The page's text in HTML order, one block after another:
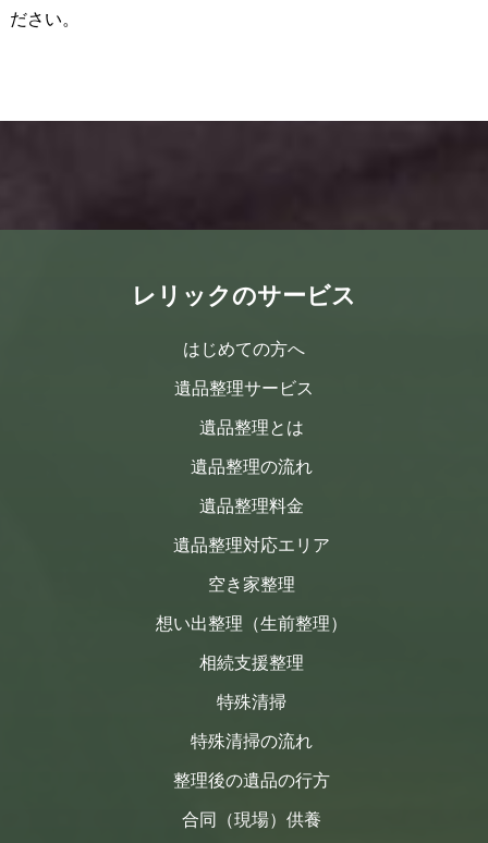
ださい。
レリックのサービス
はじめての方へ
遺品整理サービス
遺品整理とは
遺品整理の流れ
遺品整理料金
遺品整理対応エリア
空き家整理
想い出整理（生前整理）
相続支援整理
特殊清掃
特殊清掃の流れ
整理後の遺品の行方
合同（現場）供養